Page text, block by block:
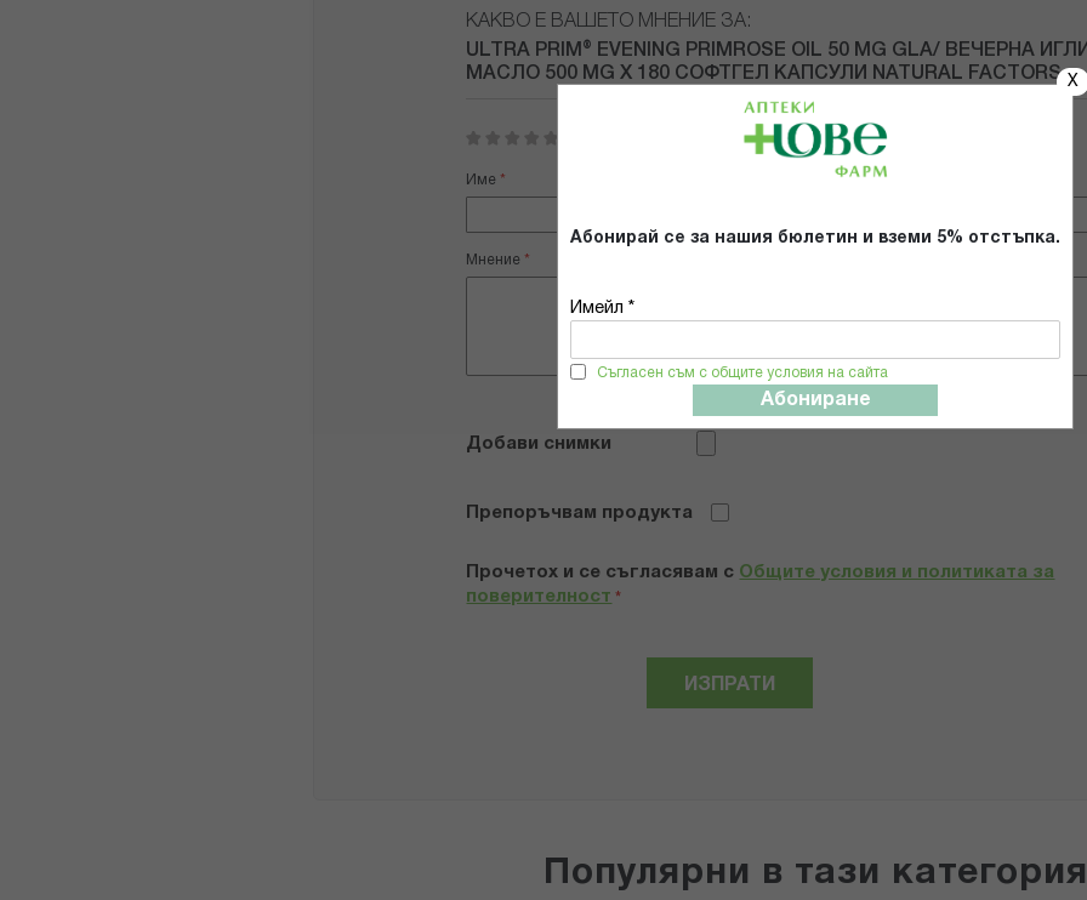
X
Абонирай се за нашия бюлетин и вземи 5% отстъпка.
Имейл *
Съгласен съм с общите условия на сайта
Абониране
КАКВО Е ВАШЕТО МНЕНИЕ ЗА:
ULTRA PRIM® EVENING PRIMROSE OIL 50 MG GLA/ ВЕЧЕРНА
МАСЛО 500 MG Х 180 СОФТГЕЛ КАПСУЛИ NATURAL FACTORS
star
stars
stars
stars
stars
Име Имейл адрес
Мнение
Добави снимки
Препоръчвам продукта
Прочетох и се съгласявам с Общите условия и политиката за
поверителност *
ИЗПРАТИ
Популярни в тази категория